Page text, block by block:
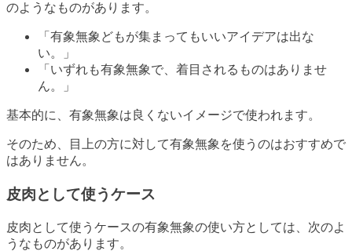
のようなものがあります。
「有象無象どもが集まってもいいアイデアは出な
い。」
「いずれも有象無象で、着目されるものはありませ
ん。」
基本的に、有象無象は良くないイメージで使われます。
そのため、目上の方に対して有象無象を使うのはおすすめで
はありません。
皮肉として使うケース
皮肉として使うケースの有象無象の使い方としては、次のよ
うなものがあります。